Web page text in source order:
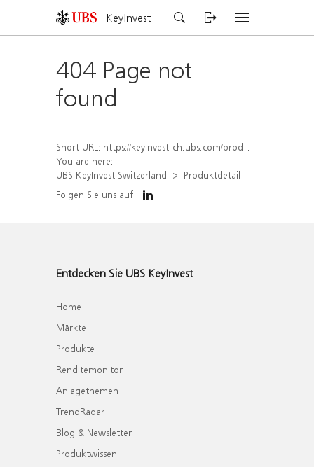
KeyInvest
404 Page not
found
Short URL: https://keyinvest-ch.ubs.com/produkt/detail/index/isin/CH1578394053
You are here:
UBS KeyInvest Switzerland
Produktdetail
Folgen Sie uns auf
Entdecken Sie UBS KeyInvest
Home
Märkte
Produkte
Renditemonitor
Anlagethemen
TrendRadar
Blog & Newsletter
Produktwissen